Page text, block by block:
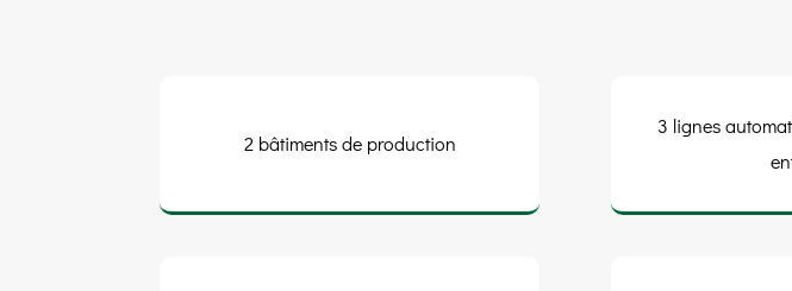
2 bâtiments de production
3 lignes